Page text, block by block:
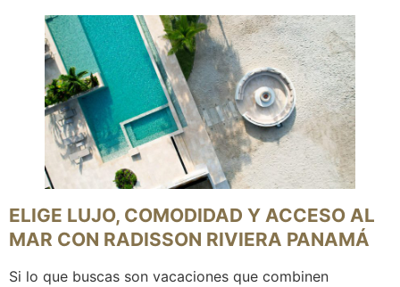
ELIGE LUJO, COMODIDAD Y ACCESO AL
MAR CON RADISSON RIVIERA PANAMÁ
Si lo que buscas son vacaciones que combinen